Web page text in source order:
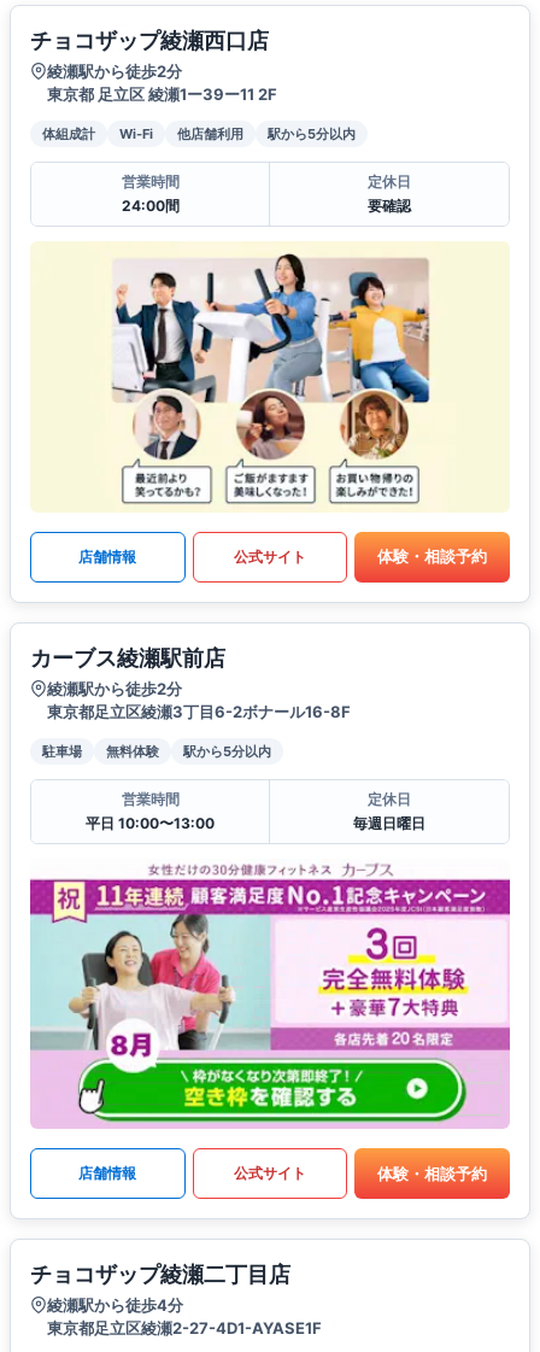
チョコザップ綾瀬西口店
綾瀬駅から徒歩2分
東京都 足立区 綾瀬1ー39ー11 2F
体組成計 Wi-Fi 他店舗利用 駅から5分以内
営業時間
24:00間
定休日
要確認
店舗情報 公式サイト 体験・相談予約
カーブス綾瀬駅前店
綾瀬駅から徒歩2分
東京都足立区綾瀬3丁目6-2ボナール16-8F
駐車場 無料体験 駅から5分以内
営業時間
平日 10:00〜13:00
定休日
毎週日曜日
店舗情報 公式サイト 体験・相談予約
チョコザップ綾瀬二丁目店
綾瀬駅から徒歩4分
東京都足立区綾瀬2-27-4D1-AYASE1F